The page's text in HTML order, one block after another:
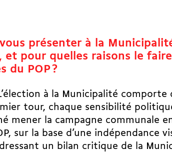
présenter à la
et pour quelles raisons le
du POP ?
à la Municipalité
tour, chaque sensibilité
mener la campagne communale
sur la base d’une indépendance
un bilan critique de la